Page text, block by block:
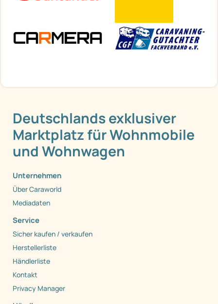
Deutschlands exklusiver
Marktplatz für Wohnmobile
und Wohnwagen
Unternehmen
Über Caraworld
Mediadaten
Service
Sicher kaufen / verkaufen
Herstellerliste
Händlerliste
Kontakt
Privacy Manager